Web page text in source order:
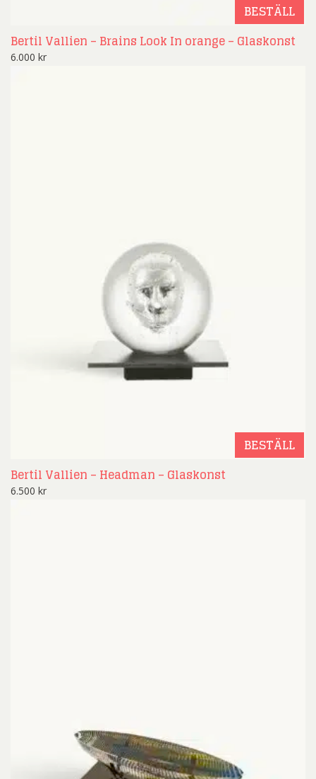
BESTÄLL
Bertil Vallien – Brains Look In orange – Glaskonst
6.000 kr
BESTÄLL
Bertil Vallien – Headman – Glaskonst
6.500 kr